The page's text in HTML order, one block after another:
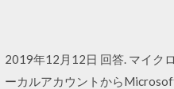
2019年12月12日 回答. マイク
ーカルアカウントから